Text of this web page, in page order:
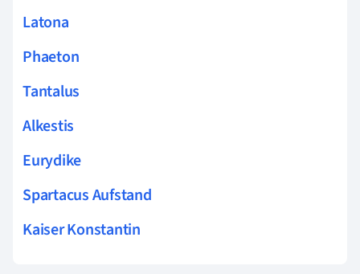
Latona
Phaeton
Tantalus
Alkestis
Eurydike
Spartacus Aufstand
Kaiser Konstantin